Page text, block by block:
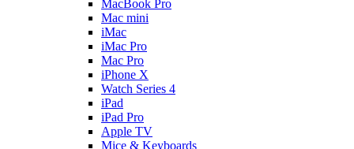
MacBook Pro
Mac mini
iMac
iMac Pro
Mac Pro
iPhone X
Watch Series 4
iPad
iPad Pro
Apple TV
Mice & Keyboards